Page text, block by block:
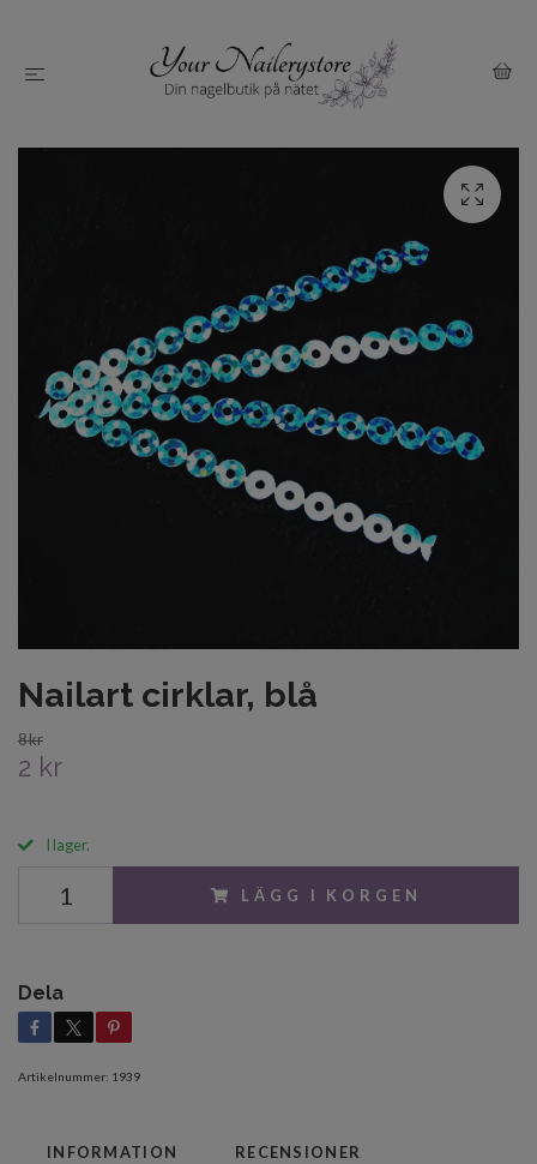
Nailart cirklar, blå
8 kr
2 kr
I lager.
LÄGG I KORGEN
Dela
Artikelnummer: 1939
INFORMATION RECENSIONER